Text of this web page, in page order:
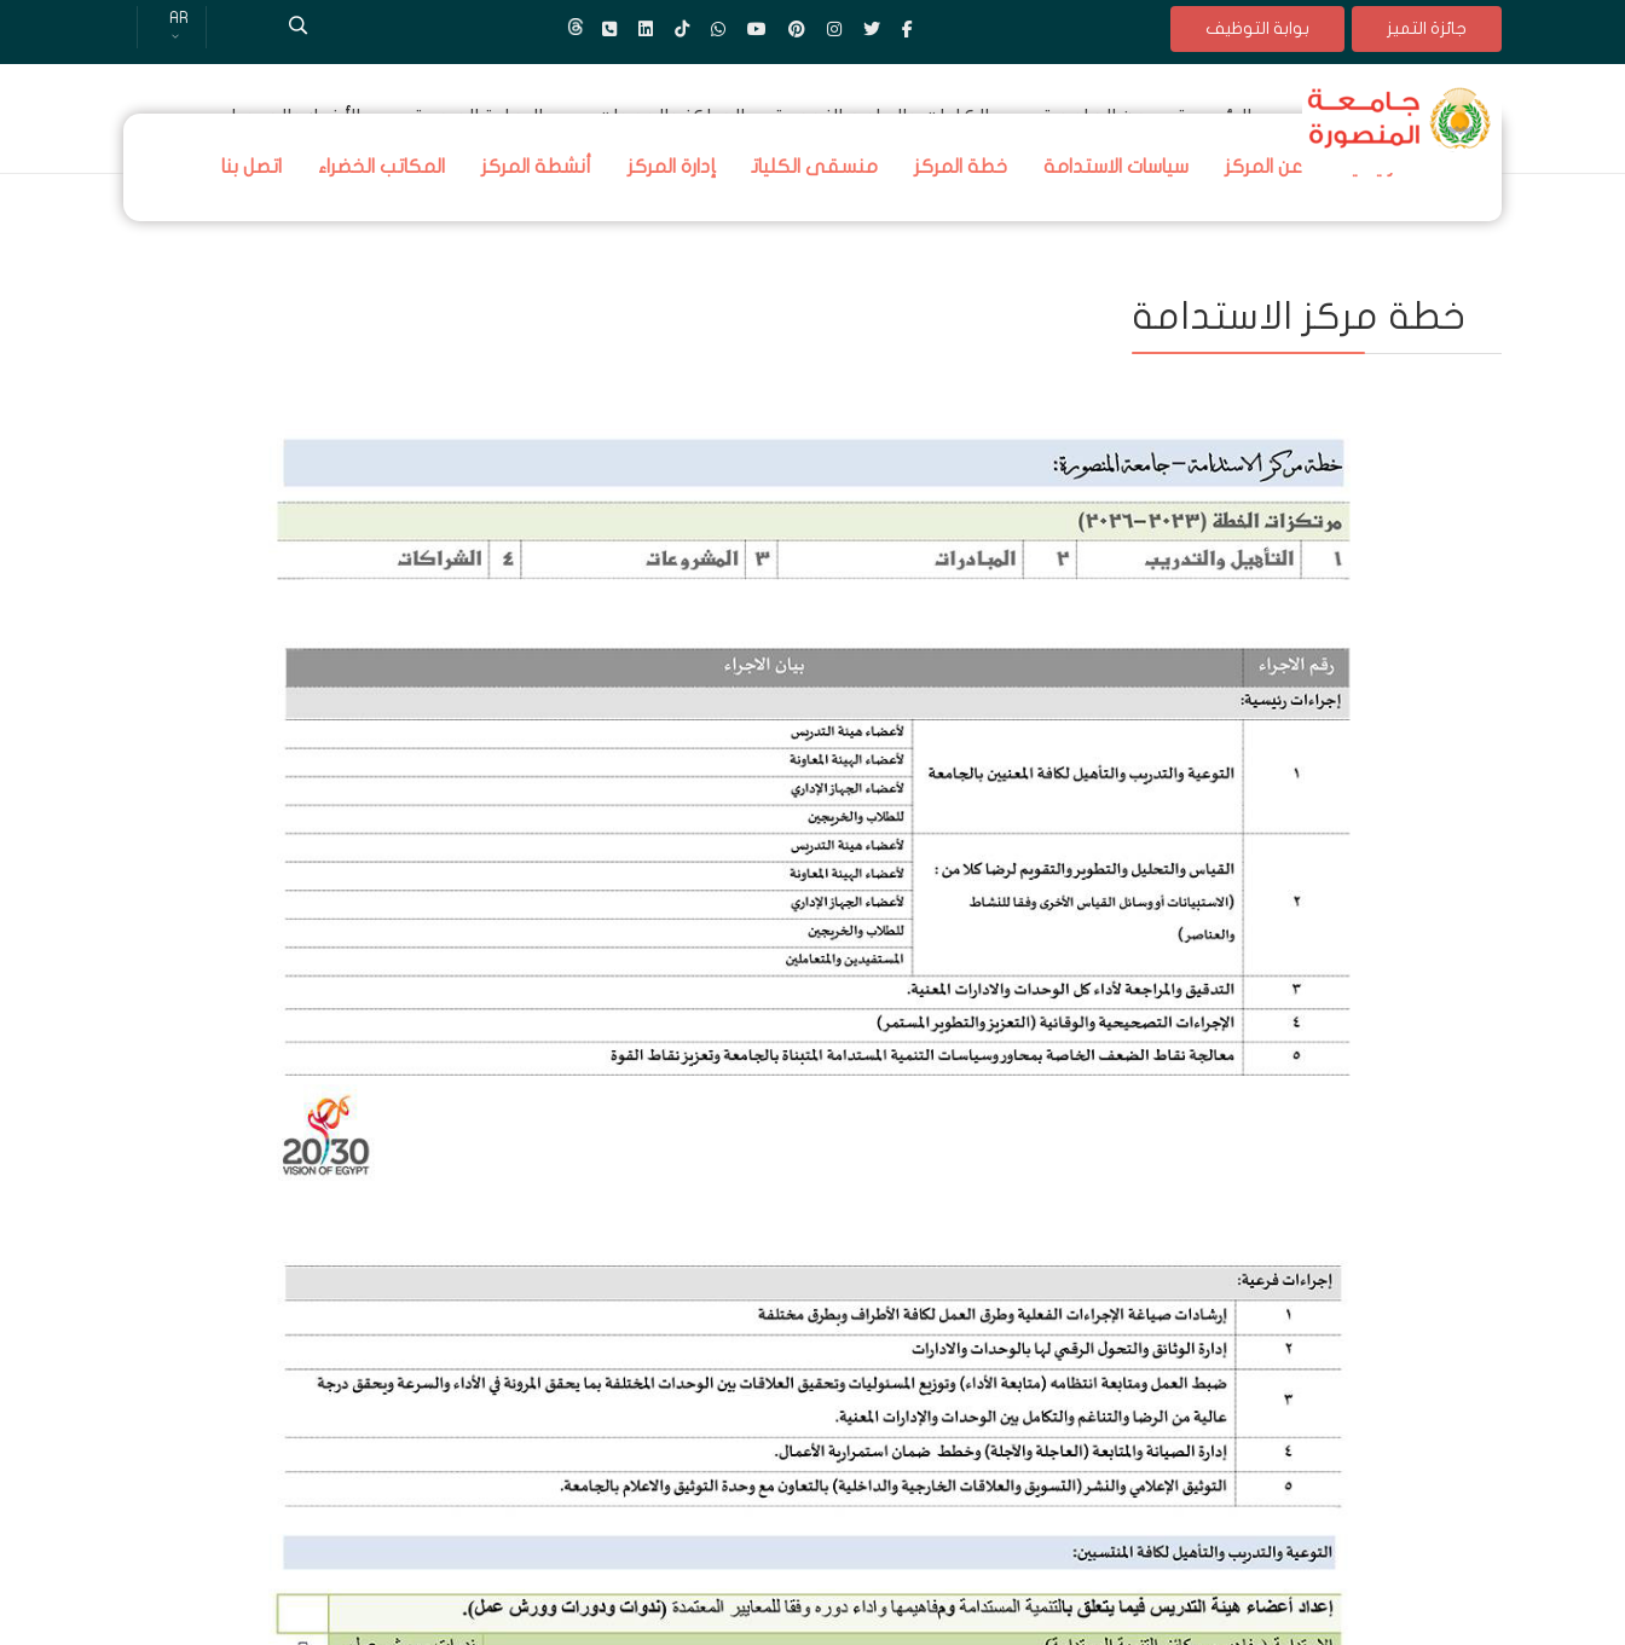
جائزة التميز بوابة التوظيف
AR
الرئيسية عن الجامعة الكليات والبرامج النوعية المراكز والوحدات الرعاية الصحية الأخبار والميديا
عن المركز سياسات الاستدامة خطة المركز منسقى الكليات إدارة المركز أنشطة المركز المكاتب الخضراء اتصل بنا
خطة مركز الاستدامة